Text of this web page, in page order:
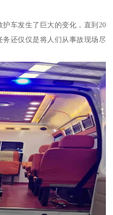
车发生了巨大的变化，直到20
还仅仅是将人们从事故现场尽